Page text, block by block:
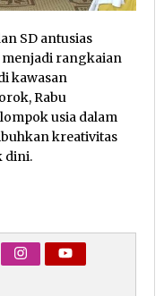
SD antusias
rangkaian
kawasan
Rabu
usia dalam
kreativitas
dini.